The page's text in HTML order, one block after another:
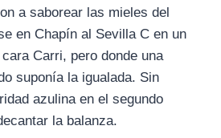
a saborear las mieles del
en Chapín al Sevilla C en un
Carri, pero donde una
suponía la igualada. Sin
azulina en el segundo
la balanza.